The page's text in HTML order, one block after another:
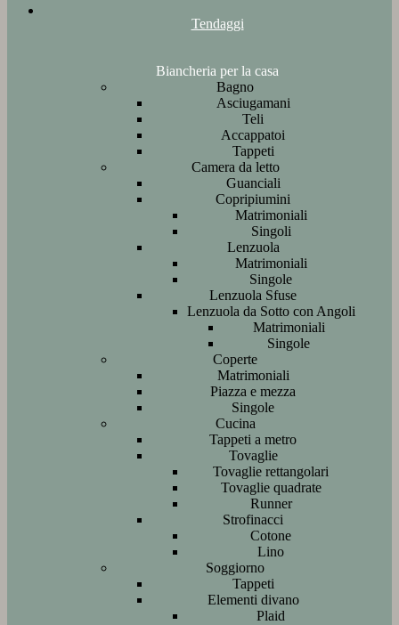
Tendaggi
Biancheria per la casa
Bagno
Asciugamani
Teli
Accappatoi
Tappeti
Camera da letto
Guanciali
Copripiumini
Matrimoniali
Singoli
Lenzuola
Matrimoniali
Singole
Lenzuola Sfuse
Lenzuola da Sotto con Angoli
Matrimoniali
Singole
Coperte
Matrimoniali
Piazza e mezza
Singole
Cucina
Tappeti a metro
Tovaglie
Tovaglie rettangolari
Tovaglie quadrate
Runner
Strofinacci
Cotone
Lino
Soggiorno
Tappeti
Elementi divano
Plaid